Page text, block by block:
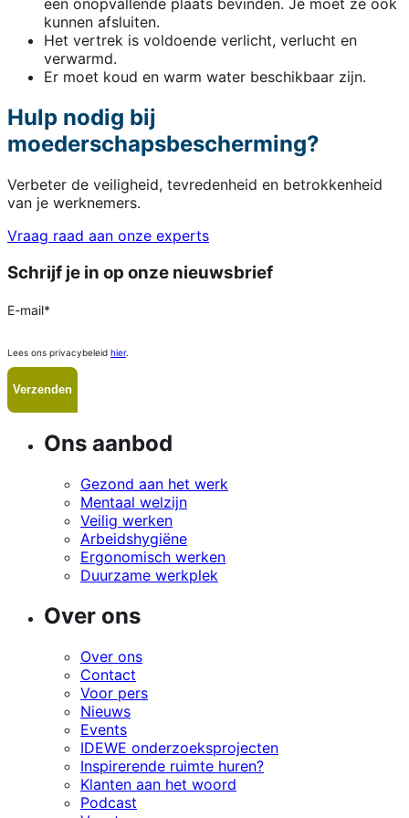
een onopvallende plaats bevinden. Je moet ze ook
kunnen afsluiten.
Het vertrek is voldoende verlicht, verlucht en
verwarmd.
Er moet koud en warm water beschikbaar zijn.
Hulp nodig bij
moederschapsbescherming?
Verbeter de veiligheid, tevredenheid en betrokkenheid
van je werknemers.
Vraag raad aan onze experts
Schrijf je in op onze nieuwsbrief
E-mail*
Lees ons privacybeleid hier.
Ons aanbod
Gezond aan het werk
Mentaal welzijn
Veilig werken
Arbeidshygiëne
Ergonomisch werken
Duurzame werkplek
Over ons
Over ons
Contact
Voor pers
Nieuws
Events
IDEWE onderzoeksprojecten
Inspirerende ruimte huren?
Klanten aan het woord
Podcast